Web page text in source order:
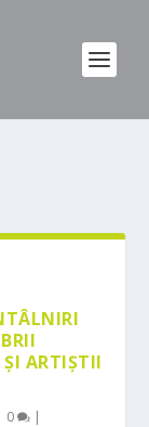
ARTIȘTII
0 |